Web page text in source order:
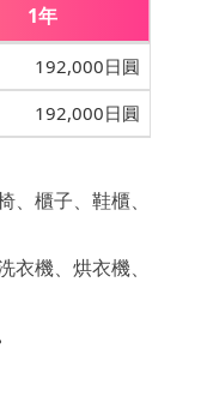
1年
192,000日圓
192,000日圓
櫃子、鞋櫃、
機、烘衣機、